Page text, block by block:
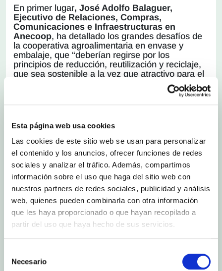
Esta página web usa cookies
Las cookies de este sitio web se usan para personalizar
el contenido y los anuncios, ofrecer funciones de redes
sociales y analizar el tráfico. Además, compartimos
información sobre el uso que haga del sitio web con
nuestros partners de redes sociales, publicidad y análisis
web, quienes pueden combinarla con otra información
que les haya proporcionado o que hayan recopilado a
partir del uso que haya hecho de sus servicios.
Necesario
En primer lugar, José Adolfo Balaguer,
Ejecutivo de Relaciones, Compras,
Comunicaciones e Infraestructuras en
Anecoop, ha detallado los grandes desafíos de
la cooperativa agroalimentaria en envase y
embalaje, que “deberían regirse por los
principios de reducción, reutilización y reciclaje,
que sea sostenible a la vez que atractivo para el
consumidor, además de innovador”. Balaguer
considera que los productores “tendrían que
renovación constante”.
Unidad de Materiales de Empaquetado en
Anecoop, ha puesto encima de la mesa los
retos de legislación a los que esta empresa
cooperativa tiene que enfrentarse en distintos
países. “Desde 2018 hemos colaborado con
distintos proveedores para aprovechar todas las
novedades que iban apareciendo en el mercado,
como introducir cestas de cartón, madera,
celulosa moldeada y plásticos como el r-pet, o la
reducción de galgas en los films. Pero la
En este punto ha puesto ejemplos como el de